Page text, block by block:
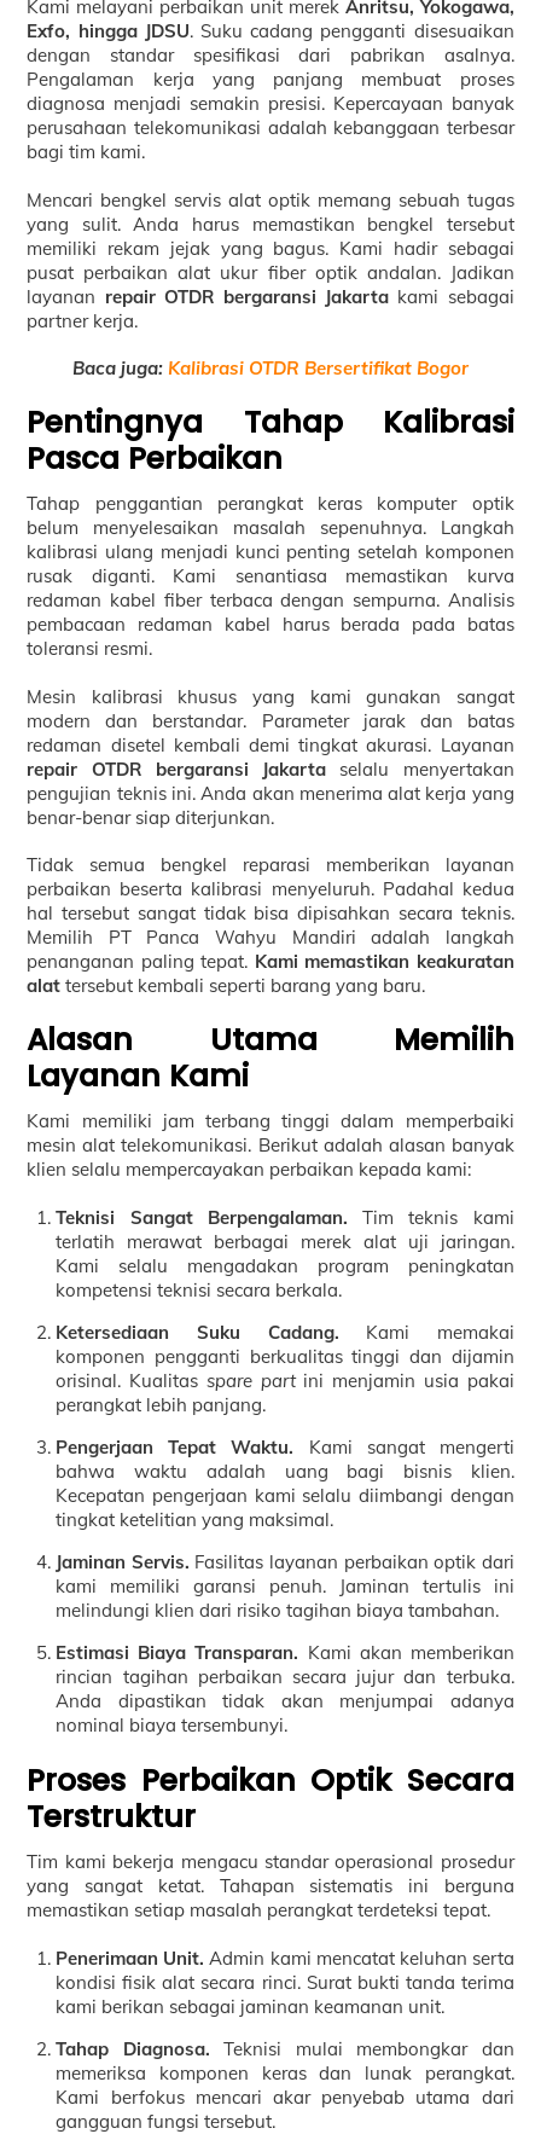
Kami melayani perbaikan unit merek Anritsu, Yokogawa,
Exfo, hingga JDSU. Suku cadang pengganti disesuaikan
dengan standar spesifikasi dari pabrikan asalnya.
Pengalaman kerja yang panjang membuat proses
diagnosa menjadi semakin presisi. Kepercayaan banyak
perusahaan telekomunikasi adalah kebanggaan terbesar
bagi tim kami.
Mencari bengkel servis alat optik memang sebuah tugas
yang sulit. Anda harus memastikan bengkel tersebut
memiliki rekam jejak yang bagus. Kami hadir sebagai
pusat perbaikan alat ukur fiber optik andalan. Jadikan
layanan repair OTDR bergaransi Jakarta kami sebagai
partner kerja.
Baca juga: Kalibrasi OTDR Bersertifikat Bogor
Pentingnya Tahap Kalibrasi
Pasca Perbaikan
Tahap penggantian perangkat keras komputer optik
belum menyelesaikan masalah sepenuhnya. Langkah
kalibrasi ulang menjadi kunci penting setelah komponen
rusak diganti. Kami senantiasa memastikan kurva
redaman kabel fiber terbaca dengan sempurna. Analisis
pembacaan redaman kabel harus berada pada batas
toleransi resmi.
Mesin kalibrasi khusus yang kami gunakan sangat
modern dan berstandar. Parameter jarak dan batas
redaman disetel kembali demi tingkat akurasi. Layanan
repair OTDR bergaransi Jakarta selalu menyertakan
pengujian teknis ini. Anda akan menerima alat kerja yang
benar-benar siap diterjunkan.
Tidak semua bengkel reparasi memberikan layanan
perbaikan beserta kalibrasi menyeluruh. Padahal kedua
hal tersebut sangat tidak bisa dipisahkan secara teknis.
Memilih PT Panca Wahyu Mandiri adalah langkah
penanganan paling tepat. Kami memastikan keakuratan
alat tersebut kembali seperti barang yang baru.
Alasan Utama Memilih
Layanan Kami
Kami memiliki jam terbang tinggi dalam memperbaiki
mesin alat telekomunikasi. Berikut adalah alasan banyak
klien selalu mempercayakan perbaikan kepada kami:
Teknisi Sangat Berpengalaman. Tim teknis kami
terlatih merawat berbagai merek alat uji jaringan.
Kami selalu mengadakan program peningkatan
kompetensi teknisi secara berkala.
Ketersediaan Suku Cadang. Kami memakai
komponen pengganti berkualitas tinggi dan dijamin
orisinal. Kualitas spare partini menjamin usia pakai
perangkat lebih panjang.
Pengerjaan Tepat Waktu. Kami sangat mengerti
bahwa waktu adalah uang bagi bisnis klien.
Kecepatan pengerjaan kami selalu diimbangi dengan
tingkat ketelitian yang maksimal.
Jaminan Servis. Fasilitas layanan perbaikan optik dari
kami memiliki garansi penuh. Jaminan tertulis ini
melindungi klien dari risiko tagihan biaya tambahan.
Estimasi Biaya Transparan. Kami akan memberikan
rincian tagihan perbaikan secara jujur dan terbuka.
Anda dipastikan tidak akan menjumpai adanya
nominal biaya tersembunyi.
Proses Perbaikan Optik Secara
Terstruktur
Tim kami bekerja mengacu standar operasional prosedur
yang sangat ketat. Tahapan sistematis ini berguna
memastikan setiap masalah perangkat terdeteksi tepat.
Penerimaan Unit. Admin kami mencatat keluhan serta
kondisi fisik alat secara rinci. Surat bukti tanda terima
kami berikan sebagai jaminan keamanan unit.
Tahap Diagnosa. Teknisi mulai membongkar dan
memeriksa komponen keras dan lunak perangkat.
Kami berfokus mencari akar penyebab utama dari
gangguan fungsi tersebut.